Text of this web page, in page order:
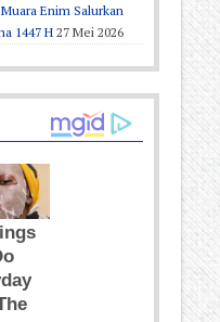
Enim Salurkan
1447 H 27 Mei 2026